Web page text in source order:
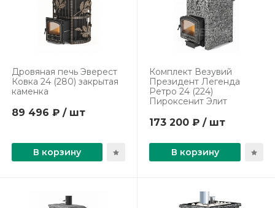
Дровяная печь Эверест
Ковка 24 (280) закрытая
каменка
89 496 ₽ / шт
В корзину
Комплект Везувий
Президент Легенда
Ретро 24 (224)
Пироксенит Элит
173 200 ₽ / шт
В корзину